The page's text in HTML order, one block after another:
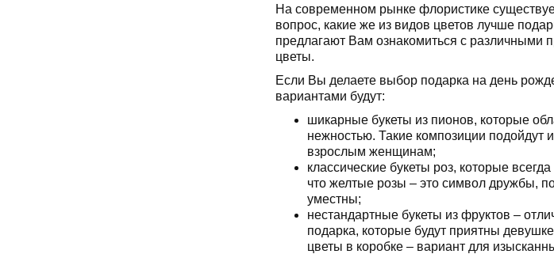
На современном рынке флористике
вопрос, какие же из видов цветов лучше
предлагают Вам ознакомиться с различными
цветы.
Если Вы делаете выбор подарка на день
вариантами будут:
шикарные букеты из пионов, которые
нежностью. Такие композиции
взрослым женщинам;
классические букеты роз, которые
что желтые розы – это символ дружбы,
уместны;
нестандартные букеты из фруктов –
подарка, которые будут приятны
цветы в коробке – вариант для